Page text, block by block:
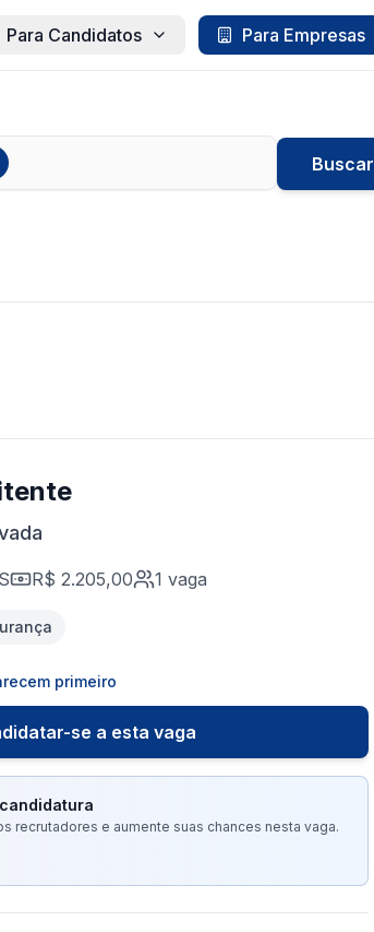
Para Candidatos Para Empresas
Buscar
R$ 2.205,00 1 vaga
primeiro
se a esta vaga
recrutadores e aumente suas chances nesta vaga.